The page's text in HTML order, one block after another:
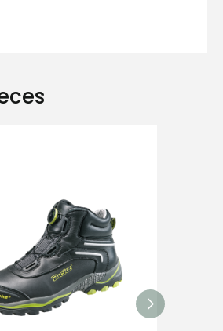
Piekrītu SIA Hards
lietošanas noteikumiem
Piekrītu saņemt